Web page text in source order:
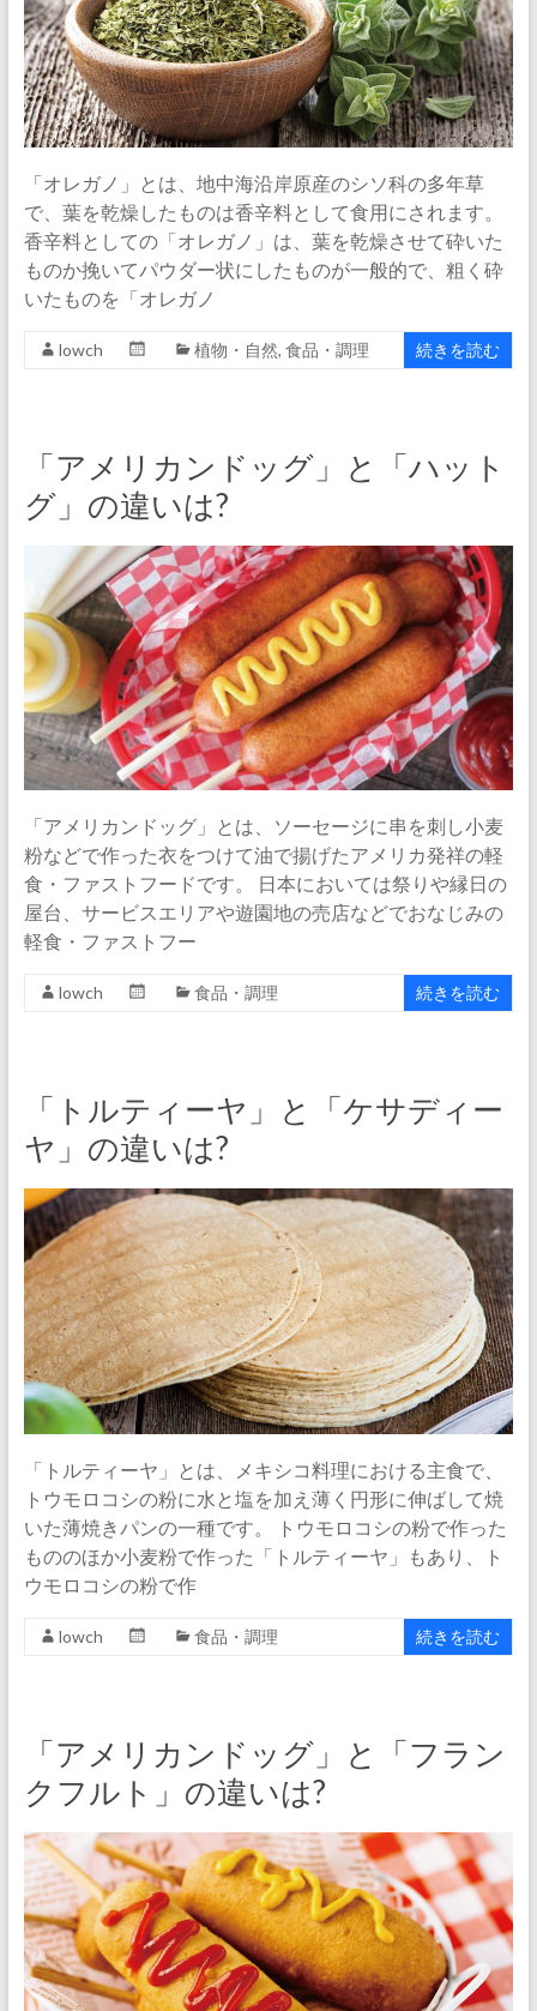
「オレガノ」とは、地中海沿岸原産のシソ科の多年草
で、葉を乾燥したものは香辛料として食用にされます。
香辛料としての「オレガノ」は、葉を乾燥させて砕いた
ものか挽いてパウダー状にしたものが一般的で、粗く砕
いたものを「オレガノ
lowch 植物・自然, 食品・調理 続きを読む
「アメリカンドッグ」と「ハット
グ」の違いは?
「アメリカンドッグ」とは、ソーセージに串を刺し小麦
粉などで作った衣をつけて油で揚げたアメリカ発祥の軽
食・ファストフードです。 日本においては祭りや縁日の
屋台、サービスエリアや遊園地の売店などでおなじみの
軽食・ファストフー
lowch 食品・調理 続きを読む
「トルティーヤ」と「ケサディー
ヤ」の違いは?
「トルティーヤ」とは、メキシコ料理における主食で、
トウモロコシの粉に水と塩を加え薄く円形に伸ばして焼
いた薄焼きパンの一種です。 トウモロコシの粉で作った
もののほか小麦粉で作った「トルティーヤ」もあり、ト
ウモロコシの粉で作
lowch 食品・調理 続きを読む
「アメリカンドッグ」と「フラン
クフルト」の違いは?